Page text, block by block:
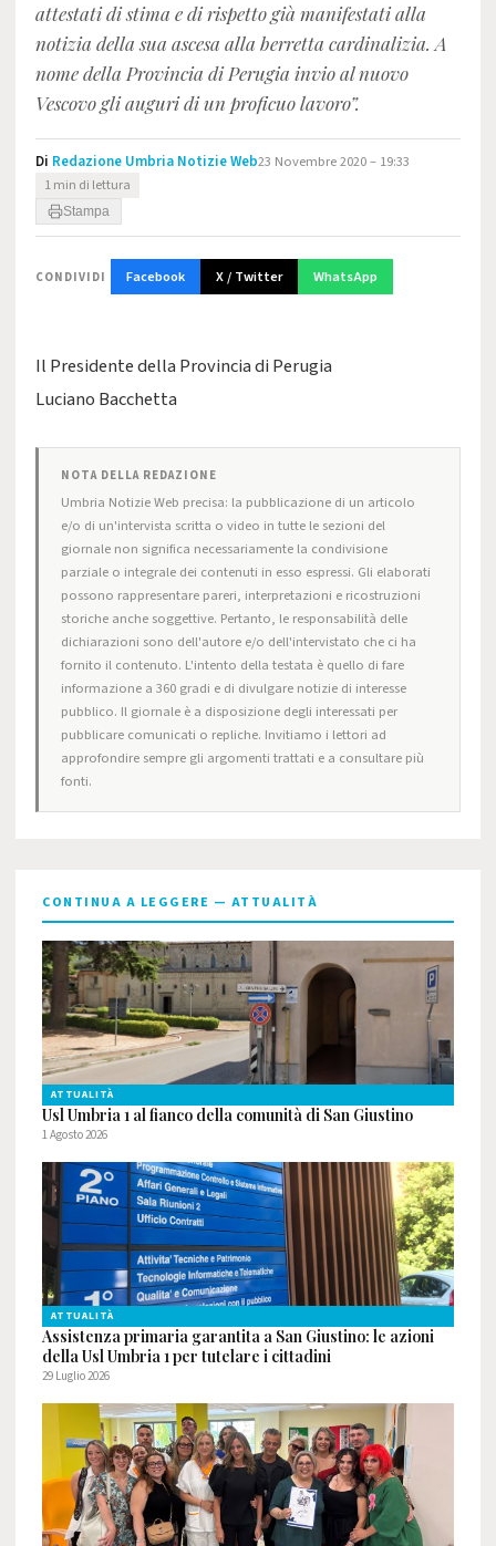
attestati di stima e di rispetto già manifestati alla
notizia della sua ascesa alla berretta cardinalizia. A
nome della Provincia di Perugia invio al nuovo
Vescovo gli auguri di un proficuo lavoro”.
Di Redazione Umbria Notizie Web23 Novembre 2020 – 19:33
1 min di lettura
Stampa
CONDIVIDI Facebook X / Twitter WhatsApp
Il Presidente della Provincia di Perugia
Luciano Bacchetta
NOTA DELLA REDAZIONE
Umbria Notizie Web precisa: la pubblicazione di un articolo
e/o di un'intervista scritta o video in tutte le sezioni del
giornale non significa necessariamente la condivisione
parziale o integrale dei contenuti in esso espressi. Gli elaborati
possono rappresentare pareri, interpretazioni e ricostruzioni
storiche anche soggettive. Pertanto, le responsabilità delle
dichiarazioni sono dell'autore e/o dell'intervistato che ci ha
fornito il contenuto. L'intento della testata è quello di fare
informazione a 360 gradi e di divulgare notizie di interesse
pubblico. Il giornale è a disposizione degli interessati per
pubblicare comunicati o repliche. Invitiamo i lettori ad
approfondire sempre gli argomenti trattati e a consultare più
fonti.
CONTINUA A LEGGERE — ATTUALITÀ
ATTUALITÀ
Usl Umbria 1 al fianco della comunità di San Giustino
1 Agosto 2026
ATTUALITÀ
Assistenza primaria garantita a San Giustino: le azioni
della Usl Umbria 1 per tutelare i cittadini
29 Luglio 2026